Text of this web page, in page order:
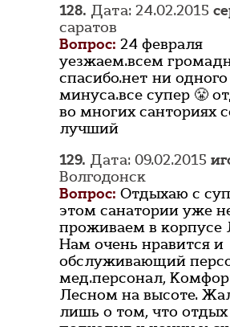
128. Дата: 24.02.2015
саратов
Вопрос: 24 февраля
уезжаем.всем
спасибо.нет ни одного
минуса.все супер 😤
во многих санториях
лучший
129. Дата: 09.02.2015
Волгодонск
Вопрос: Отдыхаю с
этом санатории уже
проживаем в корпусе
Нам очень нравится и
обслуживающий
мед.персонал,
Лесном на высоте.
лишь о том, что отдых